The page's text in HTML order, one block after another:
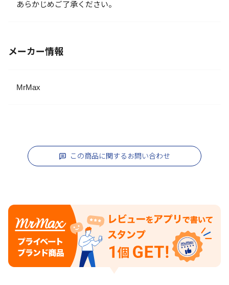
あらかじめご了承ください。
メーカー情報
MrMax
この商品に関するお問い合わせ